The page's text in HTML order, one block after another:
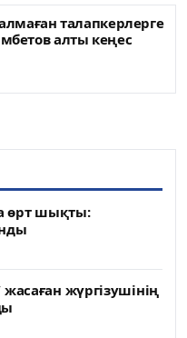
талапкерлерге
алты кеңес
өрт шықты:
жүргізушінің